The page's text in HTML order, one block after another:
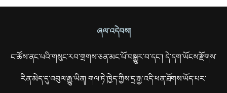
ཞལ་འདེབས།
ང་ཚོས་ནང་པའི་གསུང་རབ་གྲགས་ཅན་མང་པོ་བསྒྱུར་བ་དང་། དེ་དག་ཡོངས་རྫོགས་
རིན་མེད་དུ་འབུལ་རྒྱུ་ཡིན། གལ་ཏེ་ཁྱེད་ཀྱིས་དྲ་རྒྱ་འདི་ཕན་ཐོགས་ཡོད་པར་